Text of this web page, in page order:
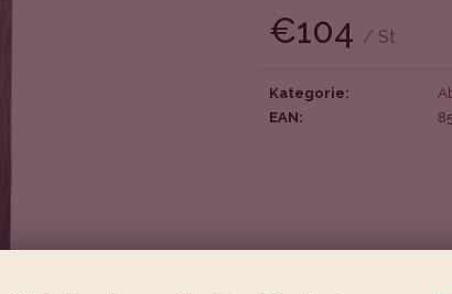
€104 / St
Kategorie:
EAN: